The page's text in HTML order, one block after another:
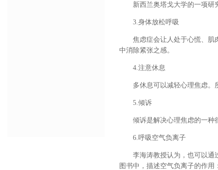
新西兰奥塔戈大学的一项研
3.身体放松呼吸
焦虑症会让人处于心慌、肌
中消除紧张之感。
4.注意休息
多休息可以减轻心理焦虑。
5.倾诉
倾诉是解决心理焦虑的一种
6.呼吸空气负离子
李海涛教授认为，也可以通
图书中，描述空气负离子的作